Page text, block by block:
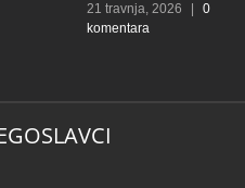
21 travnja, 2026
0
komentara